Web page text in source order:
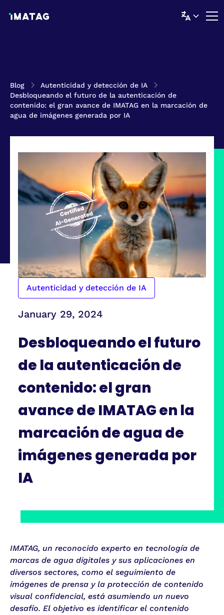
Blog
Autenticidad y detección de IA
Desbloqueando el futuro de la autenticación de
contenido: el gran avance de IMATAG en la marcación de
agua de imágenes generada por IA
Autenticidad y detección de IA
January 29, 2024
Desbloqueando el futuro
de la autenticación de
contenido: el gran
avance de IMATAG en la
marcación de agua de
imágenes generada por
IA
IMATAG, un reconocido experto en tecnología de
marcas de agua digitales y sus aplicaciones en
diversos sectores, como el seguimiento de
imágenes de prensa y la protección de contenido
visual confidencial, está asumiendo un nuevo
desafío. El objetivo es identificar el contenido